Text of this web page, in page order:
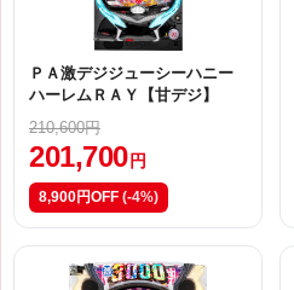
ＰＡ激デジジューシーハニー
ハーレムＲＡＹ【甘デジ】
210,600円
201,700 円
8,900円OFF (-4%)